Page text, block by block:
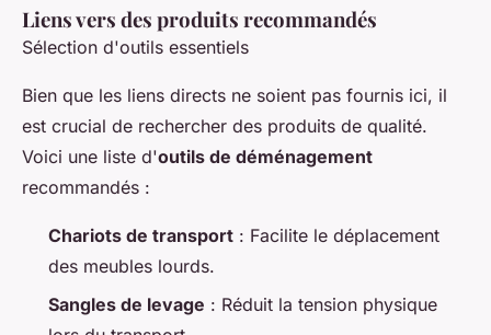
Liens vers des produits recommandés
Sélection d'outils essentiels
Bien que les liens directs ne soient pas fournis ici, il
est crucial de rechercher des produits de qualité.
Voici une liste d'outils de déménagement
recommandés :
Chariots de transport : Facilite le déplacement
des meubles lourds.
Sangles de levage : Réduit la tension physique